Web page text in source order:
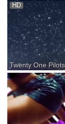
One Knight Sam -
HD
twenty one pilots -
http://spoti.fi/237iVZi
http://
♦http://